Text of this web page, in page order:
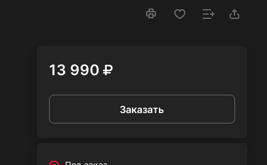
13 990
Заказать